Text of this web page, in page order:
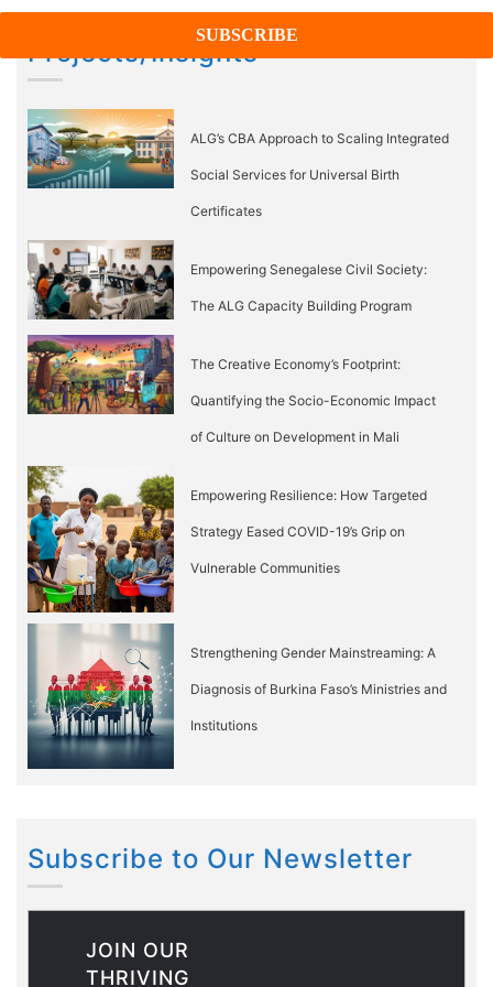
Projects/Insights
ALG’s CBA Approach to Scaling Integrated
Social Services for Universal Birth
Certificates
Empowering Senegalese Civil Society:
The ALG Capacity Building Program
The Creative Economy’s Footprint:
Quantifying the Socio-Economic Impact
of Culture on Development in Mali
Empowering Resilience: How Targeted
Strategy Eased COVID-19’s Grip on
Vulnerable Communities
Strengthening Gender Mainstreaming: A
Diagnosis of Burkina Faso’s Ministries and
Institutions
Subscribe to Our Newsletter
JOIN OUR
THRIVING